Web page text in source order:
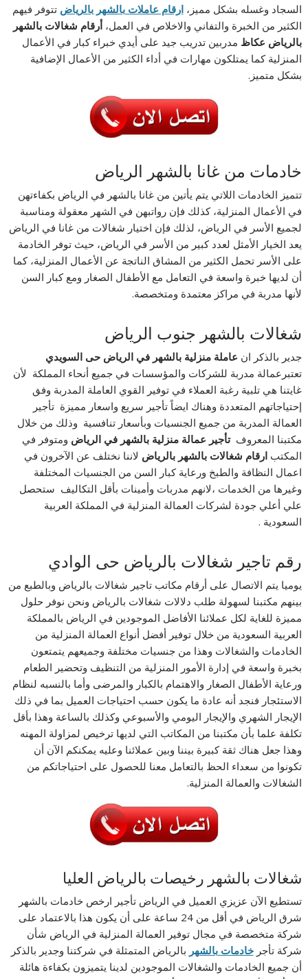
السجاد وغسله بشكل مميز،ارقام عاملات بالشهر بالرياض تتوفر فيهم
الكثير من الخبرة والتفاني والاخلاص في العمل،أرقام شغالات بالشهر
بالرياض عكاظ مدربين تدريب جيد على أيدي خبراء كبار في الأعمال
المنزلية كما يمتلكون مهارات في أداء الكثير من الأعمال الإضافية
بشكل متميز.
خادمات من غانا بالشهر الرياض
تتميز الخادمات اللاتي يتم يأتين من غانا بالشهر في الرياض بكفاءتهن
في الأعمال المنزلية، كذلك فإن رواتبهن في الشهر معقولة ومناسبة
لجميع الأسر في الرياض، لذلك فإن اختيار شغالات من غانا في الرياض
يعد الخيار الأمثل لعدد كبير من الأسر في الرياض، حيث توفر الخادمة
على الأسر تحمل الكثير من المشاق الناتجة عن الأعمال المنزلية، كما
أن لديها خبرة واسعة في التعامل مع الأطفال الصغار ومع كبار السن
لأنها مدربة في مراكز معتمدة ومتخصصة.
شغالات بالشهر جنوب الرياض
جدير بالذكر ان عاملة منزلية بالشهر في الرياض حى السويدي
تعتبرعمالة مدربة للشركات والمؤسسات في جميع أنحاء المملكة لأن
غايتنا هي تلبية رغبة العملاء في توفير القوي العاملة المدربة وفق
إحتياجاتهم المتعددة وهناك ايضاً تأجير سريع واسعار مميزة تأجير
العمالة المدربة من جميع الجنسيات وبأسعار تنافسية وذلك من خلال
مكتبنا المعروفتأجير عمالة منزلية بالشهر في الرياض ومتوفر في
المكتبارقام شغالات بالشهر بالرياض لاننا نختلف عن الآخرون في
اعمال النظافة والطبخ ورعاية كبار السن من الجنسيات المختلفة
وغيرها من الخدمات ،لانهم مدربات وأمينات بأقل التكاليف ستحصل
علي أعلي جودة لشركات العمالة المنزلية في المملكة العربية
السعودية .
رقم تاجير شغالات بالرياض حى الوادي
يوميا يتم الاتصال على أرقام مكاتب تاجير شغالات بالرياض وبالطبع من
بينهم مكتبنا لسهولة طلب دلالات شغالات بالرياض ونحن نوفر حلول
مميزة للغاية لكل عملائنا الأفاضل الموجودين في الرياض بالمملكة
العربية السعودية من خلال توفير أفضل أنواع العمالة المنزلية من
الخادمات والشغالات وهذا من جنسيات مختلفة وجميعهم يتمتعون
بخبرة واسعة في إدارة الأمور المنزلية من التنظيف وتحضير الطعام
ورعاية الأطفال الصغار والاهتمام بالكبار والمرضى وأما بالنسبه لنظام
الاستئجار فنجد أنه عادة ما يكون حسب احتياجات العميل بما في ذلك
الإيجار الشهري والإيجار اليومي والأسبوعي وكذلك بالساعة وهذا بأقل
تكلفة علما بأن مكتبنا من المكاتب التي لديها ترخيص لمزاولة المهنه
وهذا جعل هناك ثقة كبيرة بيننا وبين عملائنا وعليه يمكنكم الآن أن
تكونوا من سعداء الحظ بالتعامل معنا للحصول على احتياجاتكم من
الشغالات والعمالة المنزلية.
شغالات بالشهر رخيصات بالرياض العليا
تستطيع الآن عزيزي العميل في الرياض تأجير ارخص خادمات بالشهر
شرق الرياض في أقل من 24 ساعة على أن يكون هذا بالاعتماد على
شركة متخصصة في مجال توفير العمالة المنزلية في الرياض شأن
شركة تأجرخادمات بالشهر بالرياض المتمثلة في شركتنا وجدير بالذكر
أن جميع الخادمات والشغالات الموجودين لدينا يتميزون بكفاءة هائلة